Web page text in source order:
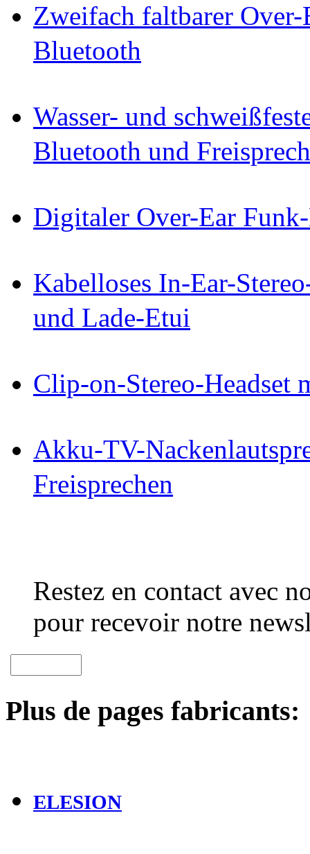
Zweifach faltbarer
Bluetooth
Wasser- und
Bluetooth und
Digitaler Over-Ear
Kabelloses In-Ear-
und Lade-Etui
Clip-on-Stereo-Headset
Akku-TV-
Freisprechen
Restez en contact avec
pour recevoir notre
Plus de pages fabricants:
ELESION